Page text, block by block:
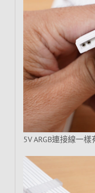
5V ARGB連接線一